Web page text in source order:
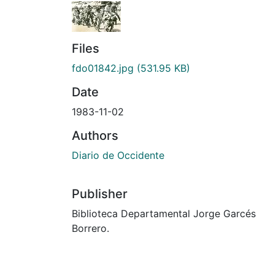
Files
fdo01842.jpg (531.95 KB)
Date
1983-11-02
Authors
Diario de Occidente
Publisher
Biblioteca Departamental Jorge Garcés
Borrero.